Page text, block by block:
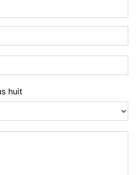
huit